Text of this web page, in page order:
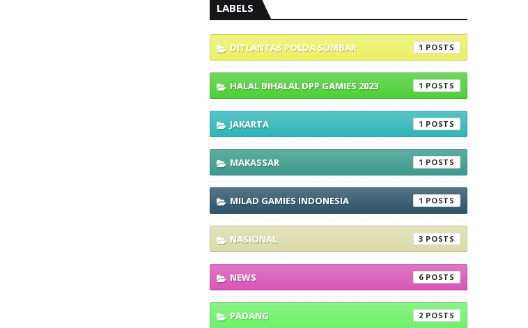
LABELS
DITLANTAS POLDA SUMBAR 1
HALAL BIHALAL DPP GAMIES 2023 1
JAKARTA 1
MAKASSAR 1
MILAD GAMIES INDONESIA 1
NASIONAL 3
NEWS 6
PADANG 2